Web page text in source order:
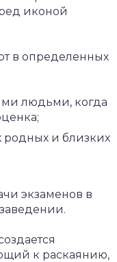
иконой
в определенных
людьми, когда
родных и близких
экзаменов в
к раскаянию,